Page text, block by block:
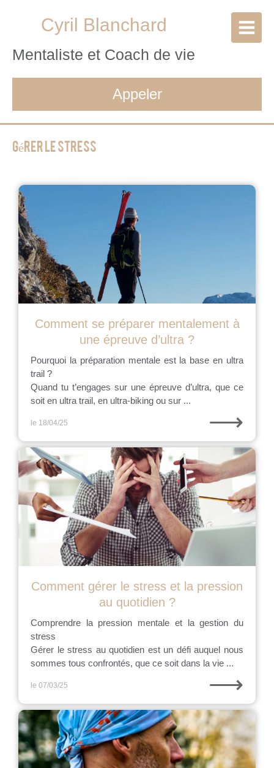
Cyril Blanchard
Mentaliste et Coach de vie
Appeler
Gérer le stress
Comment se préparer mentalement à
une épreuve d’ultra ?
Pourquoi la préparation mentale est la base en ultra
trail ?
Quand tu t’engages sur une épreuve d’ultra, que ce
soit en ultra trail, en ultra-biking ou sur ...
le 18/04/25 ⟶
Comment gérer le stress et la pression
au quotidien ?
Comprendre la pression mentale et la gestion du
stress
Gérer le stress au quotidien est un défi auquel nous
sommes tous confrontés, que ce soit dans la vie ...
le 07/03/25 ⟶